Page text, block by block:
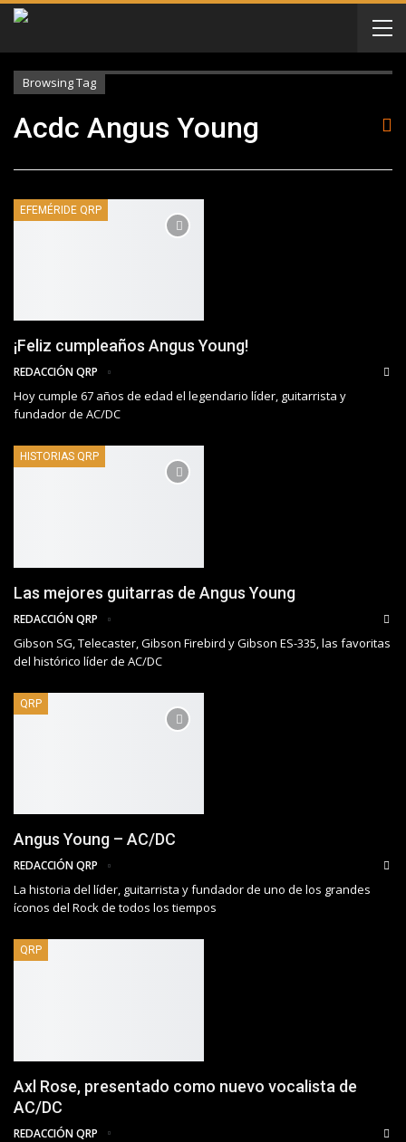
Browsing Tag
Acdc Angus Young
EFEMÉRIDE QRP
¡Feliz cumpleaños Angus Young!
REDACCIÓN QRP
Hoy cumple 67 años de edad el legendario líder, guitarrista y
fundador de AC/DC
HISTORIAS QRP
Las mejores guitarras de Angus Young
REDACCIÓN QRP
Gibson SG, Telecaster, Gibson Firebird y Gibson ES-335, las favoritas
del histórico líder de AC/DC
QRP
Angus Young – AC/DC
REDACCIÓN QRP
La historia del líder, guitarrista y fundador de uno de los grandes
íconos del Rock de todos los tiempos
QRP
Axl Rose, presentado como nuevo vocalista de
AC/DC
REDACCIÓN QRP